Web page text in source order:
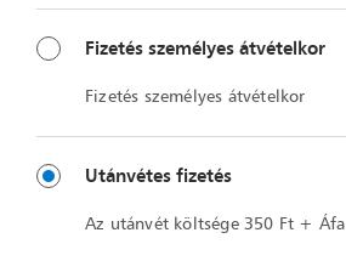
Fizetés személyes átvételkor
Fizetés személyes átvételkor
Utánvétes fizetés
Az utánvét költsége 350 Ft + Áfa